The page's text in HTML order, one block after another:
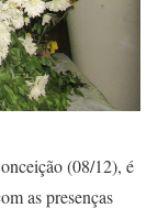
(08/12), é
as presenças